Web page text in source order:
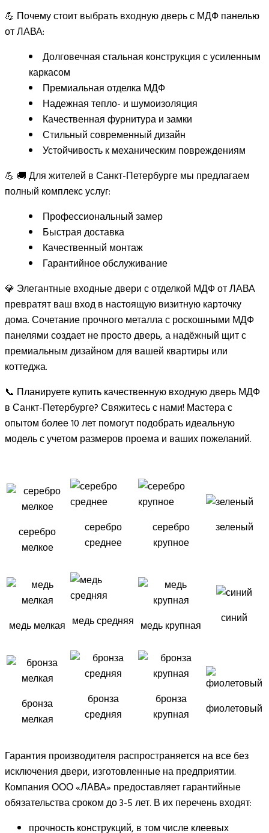
💪 Почему стоит выбрать входную дверь с МДФ панелью
от ЛАВА:
Долговечная стальная конструкция с усиленным
каркасом
Премиальная отделка МДФ
Надежная тепло- и шумоизоляция
Качественная фурнитура и замки
Стильный современный дизайн
Устойчивость к механическим повреждениям
💪 🚚 Для жителей в Санкт-Петербурге мы предлагаем
полный комплекс услуг:
Профессиональный замер
Быстрая доставка
Качественный монтаж
Гарантийное обслуживание
💎 Элегантные входные двери с отделкой МДФ от ЛАВА
превратят ваш вход в настоящую визитную карточку
дома. Сочетание прочного металла с роскошными МДФ
панелями создает не просто дверь, а надёжный щит с
премиальным дизайном для вашей квартиры или
коттеджа.
📞 Планируете купить качественную входную дверь МДФ
в Санкт-Петербурге? Свяжитесь с нами! Мастера с
опытом более 10 лет помогут подобрать идеальную
модель с учетом размеров проема и ваших пожеланий.
серебро
мелкое
серебро
среднее
серебро
крупное
зеленый
медь мелкая медь средняя медь крупная синий
бронза
мелкая
бронза
средняя
бронза
крупная
фиолетовый
Гарантия производителя распространяется на все без
исключения двери, изготовленные на предприятии.
Компания ООО «ЛАВА» предоставляет гарантийные
обязательства сроком до 3-5 лет. В их перечень входят:
прочность конструкций, в том числе клеевых